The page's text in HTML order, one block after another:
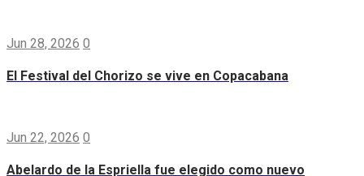
Jun 28, 2026 0
El Festival del Chorizo se vive en Copacabana
Jun 22, 2026 0
Abelardo de la Espriella fue elegido como nuevo